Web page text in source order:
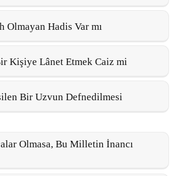
Olmayan Hadis Var mı
Kişiye Lânet Etmek Caiz mi
Bir Uzvun Defnedilmesi
Olmasa, Bu Milletin İnancı